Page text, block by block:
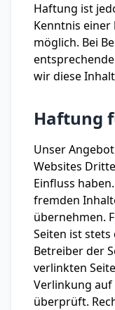
Haftung ist
Kenntnis
möglich. Bei
wir diese
Haftung
Unser
Websites
Einfluss
fremden
übernehmen.
Seiten ist
Betreiber der
verlinkten
Verlinkung
überprüft.